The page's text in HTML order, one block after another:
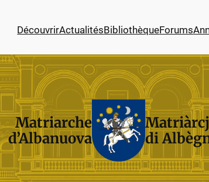
DécouvrirActualitésBibliothèqueForums
Matriarche
d’Albanuova
di